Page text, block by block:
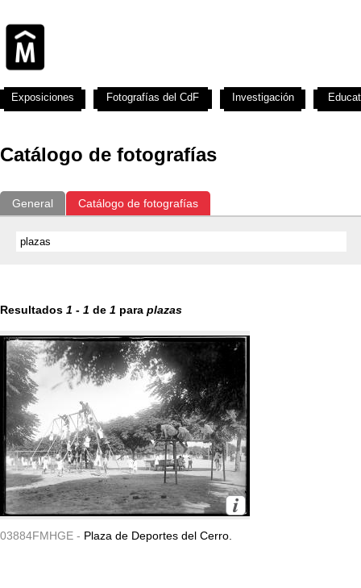
Catálogo de fotografías
General Catálogo de fotografías
Resultados 1 - 1 de 1 para plazas
03884FMHGE - Plaza de Deportes del Cerro.
Exposiciones Fotografías del CdF Investigación